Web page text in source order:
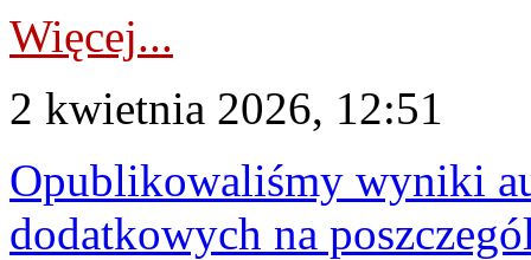
Więcej...
2 kwietnia 2026, 12:51
Opublikowaliśmy wyniki
dodatkowych na